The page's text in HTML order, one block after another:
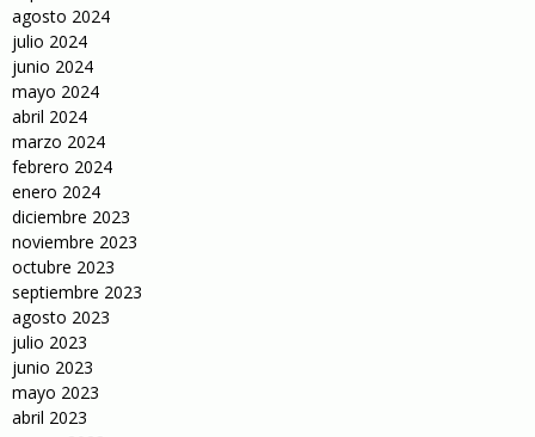
agosto 2024
julio 2024
junio 2024
mayo 2024
abril 2024
marzo 2024
febrero 2024
enero 2024
diciembre 2023
noviembre 2023
octubre 2023
septiembre 2023
agosto 2023
julio 2023
junio 2023
mayo 2023
abril 2023